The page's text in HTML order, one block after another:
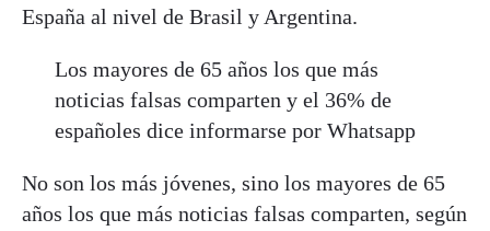
España al nivel de Brasil y Argentina.
Los mayores de 65 años los que más
noticias falsas comparten y el 36% de
españoles dice informarse por Whatsapp
No son los más jóvenes, sino los mayores de 65
años los que más noticias falsas comparten, según